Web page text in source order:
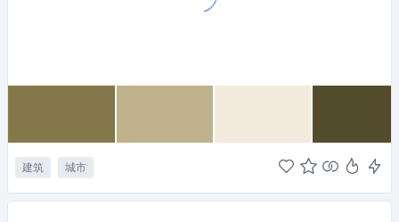
建筑 城市